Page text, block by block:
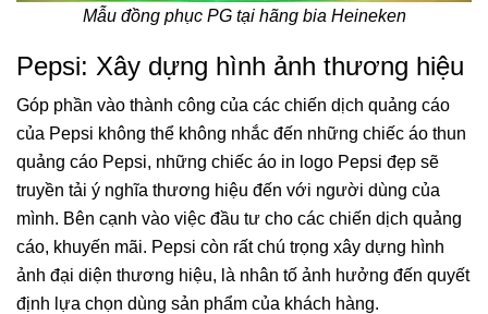
Mẫu đồng phục PG tại hãng bia Heineken
Pepsi: Xây dựng hình ảnh thương hiệu
Góp phần vào thành công của các chiến dịch quảng cáo
của Pepsi không thể không nhắc đến những chiếc áo thun
quảng cáo Pepsi, những chiếc áo in logo Pepsi đẹp sẽ
truyền tải ý nghĩa thương hiệu đến với người dùng của
mình. Bên cạnh vào việc đầu tư cho các chiến dịch quảng
cáo, khuyến mãi. Pepsi còn rất chú trọng xây dựng hình
ảnh đại diện thương hiệu, là nhân tố ảnh hưởng đến quyết
định lựa chọn dùng sản phẩm của khách hàng.